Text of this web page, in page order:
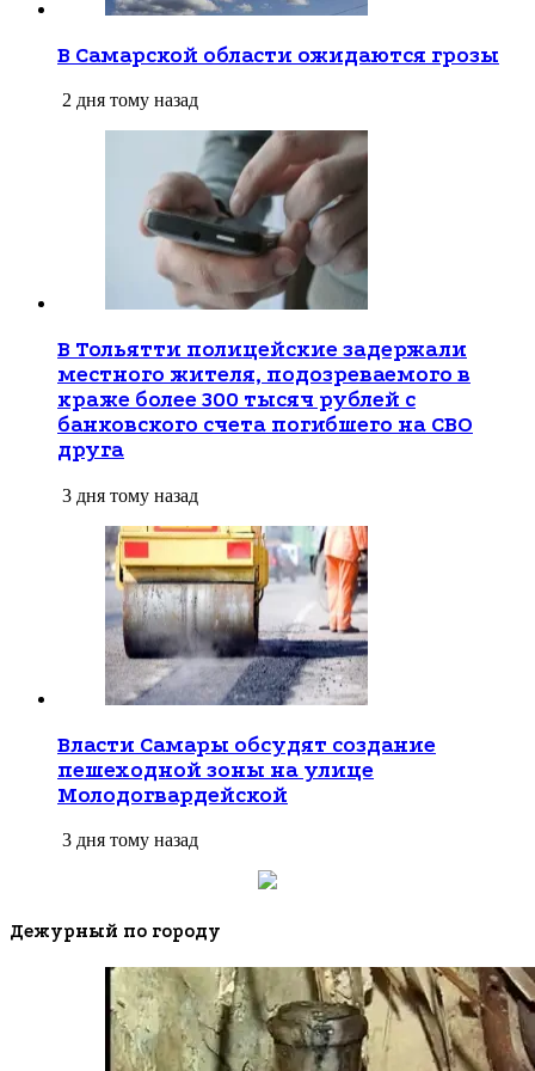
В Самарской области ожидаются грозы
В Тольятти полицейские задержали
местного жителя, подозреваемого в
краже более 300 тысяч рублей с
банковского счета погибшего на СВО
друга
3 дня тому назад
Власти Самары обсудят создание
пешеходной зоны на улице
Молодогвардейской
Дежурный по городу